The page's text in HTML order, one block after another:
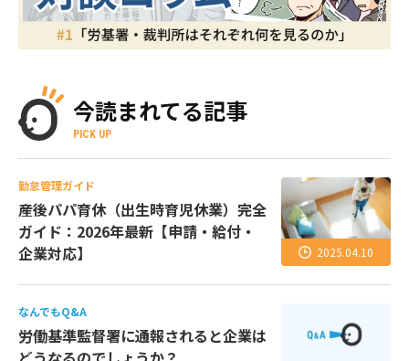
今読まれてる記事
PICK UP
勤怠管理ガイド
産後パパ育休（出生時育児休業）完全
ガイド：2026年最新【申請・給付・
企業対応】
2025.04.10
なんでもQ&A
労働基準監督署に通報されると企業は